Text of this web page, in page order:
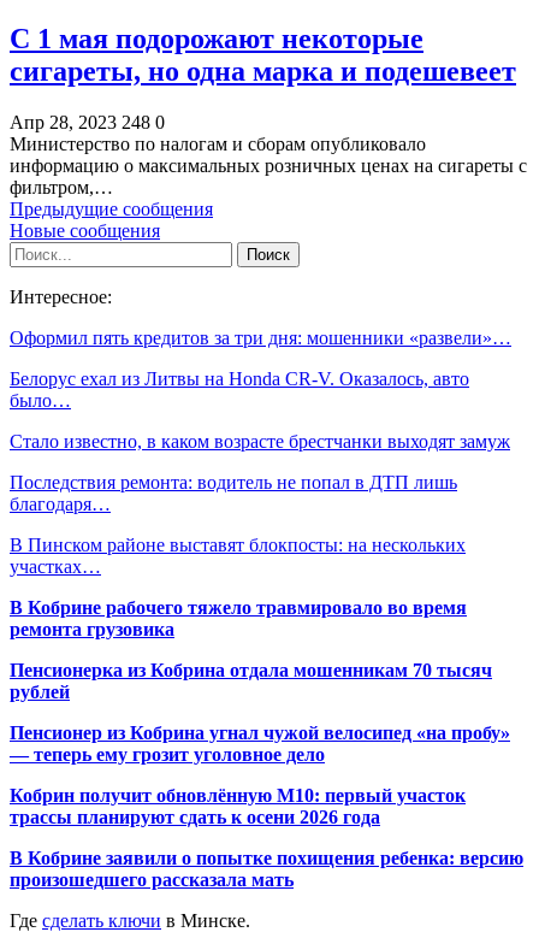
С 1 мая подорожают некоторые
сигареты, но одна марка и подешевеет
Апр 28, 2023 248 0
Министерство по налогам и сборам опубликовало
информацию о максимальных розничных ценах на сигареты с
фильтром,…
Предыдущие сообщения
Новые сообщения
Интересное:
Оформил пять кредитов за три дня: мошенники «развели»…
Белорус ехал из Литвы на Honda CR-V. Оказалось, авто
было…
Стало известно, в каком возрасте брестчанки выходят замуж
Последствия ремонта: водитель не попал в ДТП лишь
благодаря…
В Пинском районе выставят блокпосты: на нескольких
участках…
В Кобрине рабочего тяжело травмировало во время
ремонта грузовика
Пенсионерка из Кобрина отдала мошенникам 70 тысяч
рублей
Пенсионер из Кобрина угнал чужой велосипед «на пробу»
— теперь ему грозит уголовное дело
Кобрин получит обновлённую М10: первый участок
трассы планируют сдать к осени 2026 года
В Кобрине заявили о попытке похищения ребенка: версию
произошедшего рассказала мать
Где сделать ключи в Минске.